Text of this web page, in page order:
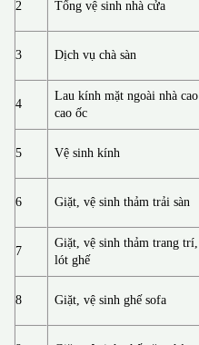
2 Tổng vệ sinh nhà cửa
3 Dịch vụ chà sàn
4
Lau kính mặt ngoài nhà
cao ốc
5 Vệ sinh kính
6 Giặt, vệ sinh thảm trải sàn
7
Giặt, vệ sinh thảm trang
lót ghế
8 Giặt, vệ sinh ghế sofa